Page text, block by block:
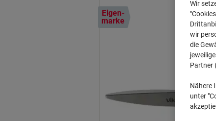
Eigen-
marke
Wir
wir
die
Partner
Nähere
unter